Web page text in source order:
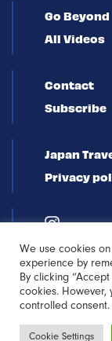
Go Beyond
All Videos
Contact
Subscribe
Japan
Privacy
We use cookies
experience by
By clicking
cookies. However,
controlled consent.
Cookie Settings